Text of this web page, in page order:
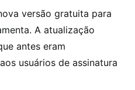
versão gratuita para
A atualização
antes eram
usuários de assinatura